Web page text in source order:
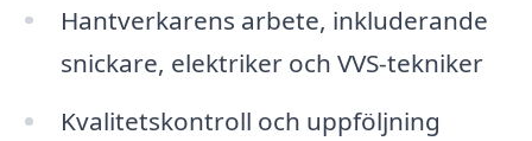
Hantverkarens arbete, inkluderande
snickare, elektriker och VVS-tekniker
Kvalitetskontroll och uppföljning